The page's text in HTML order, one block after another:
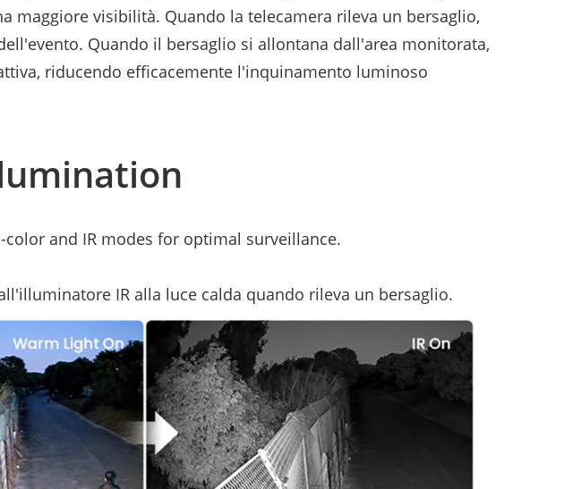
visibilità. Quando la telecamera rileva un bersaglio,
Quando il bersaglio si allontana dall'area monitorata,
riducendo efficacemente l'inquinamento luminoso
and IR modes for optimal surveillance.
IR alla luce calda quando rileva un bersaglio.